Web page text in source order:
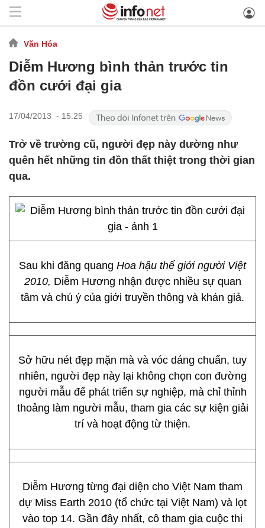
Văn Hóa
Diễm Hương bình thản trước tin
đồn cưới đại gia
17/04/2013 - 15:25
Trở về trường cũ, người đẹp này dường như
quên hết những tin đồn thất thiệt trong thời gian
qua.
Sau khi đăng quang Hoa hậu thế giới người Việt
2010, Diễm Hương nhận được nhiều sự quan
tâm và chú ý của giới truyền thông và khán giả.
Sở hữu nét đẹp mặn mà và vóc dáng chuẩn, tuy
nhiên, người đẹp này lại không chọn con đường
người mẫu để phát triển sự nghiệp, mà chỉ thỉnh
thoảng làm người mẫu, tham gia các sự kiện giải
trí và hoạt động từ thiện.
Diễm Hương từng đại diện cho Việt Nam tham
dự Miss Earth 2010 (tổ chức tại Việt Nam) và lọt
vào top 14. Gần đây nhất, cô tham gia cuộc thi